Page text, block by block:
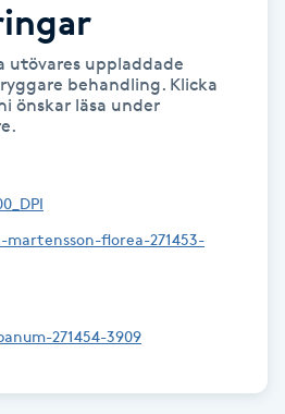
utövares uppladdade
behandling. Klicka
önskar läsa under
martensson-florea-271453-
271454-3909